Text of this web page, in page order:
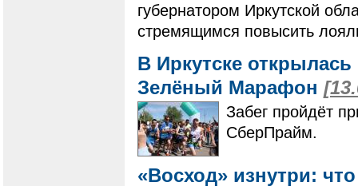
губернатором Иркутской
стремящимся повысить
В Иркутске
Зелёный Марафон
Забег пройдёт
СберПрайм.
«Восход» изнутри: